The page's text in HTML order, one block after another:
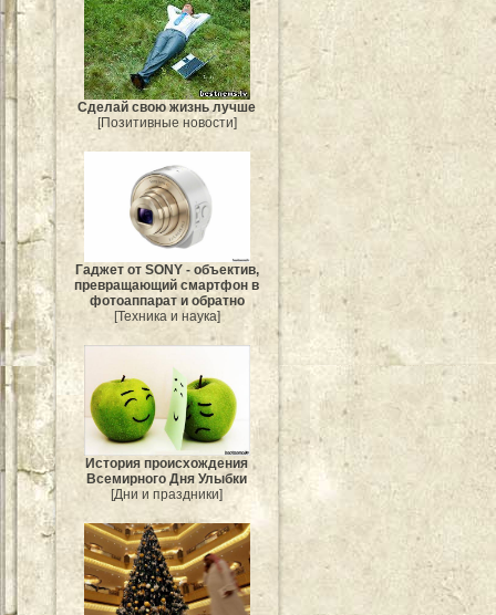
Сделай свою жизнь лучше
[Позитивные новости]
Гаджет от SONY - объектив,
превращающий смартфон в
фотоаппарат и обратно
[Техника и наука]
История происхождения
Всемирного Дня Улыбки
[Дни и праздники]